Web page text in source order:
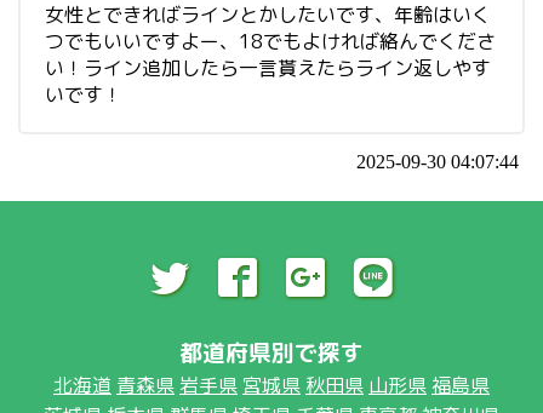
女性とできればラインとかしたいです、年齢はいく
つでもいいですよー、18でもよければ絡んでくださ
い！ライン追加したら一言貰えたらライン返しやす
いです！
2025-09-30 04:07:44
都道府県別で探す
北海道 青森県 岩手県 宮城県 秋田県 山形県福島県